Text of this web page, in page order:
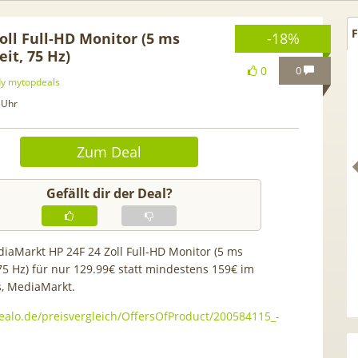
-18%
0
0
Full-HD Monitor (5 ms
75 Hz)
mytopdeals
Zum Deal
Gefällt dir der Deal?
HP 24F 24 Zoll Full-HD Monitor (5 ms
Hz) für nur 129.99€ statt mindestens 159€ im
MediaMarkt.
preisvergleich/OffersOfProduct/200584115_-
Netflix Standard + 300
(280 in HD) via
Perfect Plus ab 9€
TCL tragbares 3-in-1
Luftentfeuchten | 9.000